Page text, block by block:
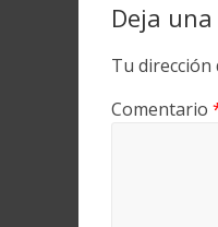
Deja
Tu dirección
Comentario